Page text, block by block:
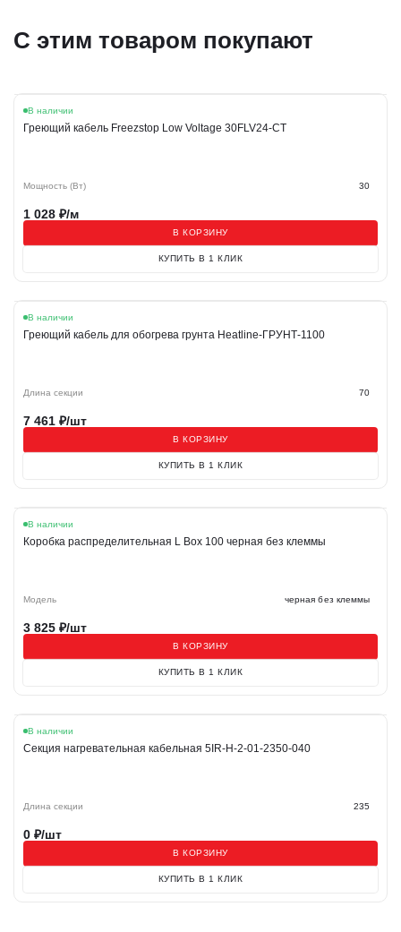
С этим товаром покупают
Хит
В наличии
Греющий кабель Freezstop Low Voltage 30FLV24-CT
Мощность (Вт) 30
1 028 ₽/м
В КОРЗИНУ
КУПИТЬ В 1 КЛИК
В наличии
Греющий кабель для обогрева грунта Heatline-ГРУНТ-1100
Длина секции 70
7 461 ₽/шт
В КОРЗИНУ
КУПИТЬ В 1 КЛИК
В наличии
Коробка распределительная L Box 100 черная без клеммы
Модель черная без клеммы
3 825 ₽/шт
В КОРЗИНУ
КУПИТЬ В 1 КЛИК
В наличии
Секция нагревательная кабельная 5IR-H-2-01-2350-040
Длина секции 235
0 ₽/шт
В КОРЗИНУ
КУПИТЬ В 1 КЛИК